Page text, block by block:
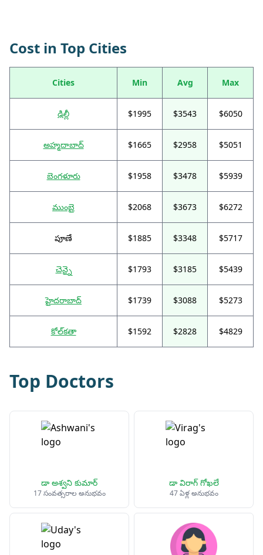
Cost in Top Cities
Cities Min Avg Max
ఢిల్లీ $1995 $3543 $6050
అహ్మదాబాద్ $1665 $2958 $5051
బెంగళూరు $1958 $3478 $5939
ముంబై $2068 $3673 $6272
పూణే $1885 $3348 $5717
చెన్నై $1793 $3185 $5439
హైదరాబాద్ $1739 $3088 $5273
కోల్‌కతా $1592 $2828 $4829
Top Doctors
డా అశ్వని కుమార్
17 సంవత్సరాల అనుభవం
డా విరాగ్ గోఖలే
47 ఏళ్ల అనుభవం